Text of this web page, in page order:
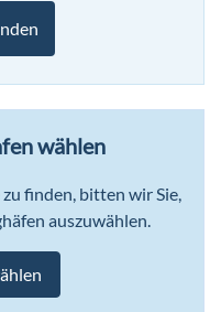
wählen
finden, bitten wir Sie,
auszuwählen.